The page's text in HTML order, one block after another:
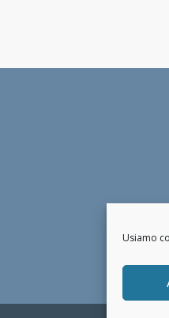
Usiamo